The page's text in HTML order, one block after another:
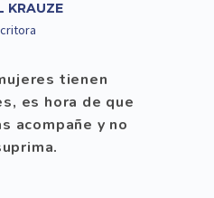
KRAUZE
tienen
es hora de que
acompañe y no